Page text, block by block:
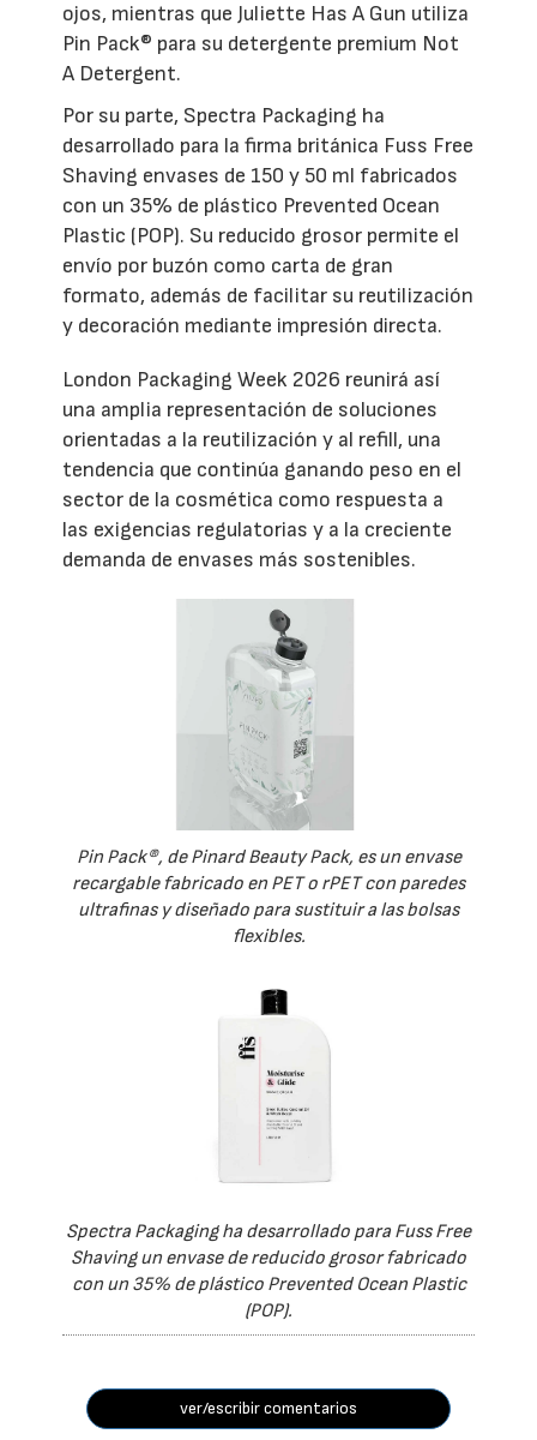
ojos, mientras que Juliette Has A Gun utiliza
Pin Pack® para su detergente premium Not
A Detergent.
Por su parte, Spectra Packaging ha
desarrollado para la firma británica Fuss Free
Shaving envases de 150 y 50 ml fabricados
con un 35% de plástico Prevented Ocean
Plastic (POP). Su reducido grosor permite el
envío por buzón como carta de gran
formato, además de facilitar su reutilización
y decoración mediante impresión directa.
London Packaging Week 2026 reunirá así
una amplia representación de soluciones
orientadas a la reutilización y al refill, una
tendencia que continúa ganando peso en el
sector de la cosmética como respuesta a
las exigencias regulatorias y a la creciente
demanda de envases más sostenibles.
Pin Pack®, de Pinard Beauty Pack, es un envase
recargable fabricado en PET o rPET con paredes
ultrafinas y diseñado para sustituir a las bolsas
flexibles.
Spectra Packaging ha desarrollado para Fuss Free
Shaving un envase de reducido grosor fabricado
con un 35% de plástico Prevented Ocean Plastic
(POP).
ver/escribir comentarios